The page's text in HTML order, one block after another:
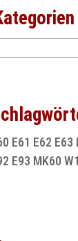
E61 E62 E63
E93 MK60